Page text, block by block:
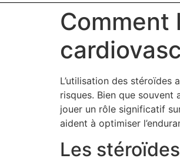
Comment
L’utilisation des
risques. Bien que souvent
jouer un rôle significatif
aident à optimiser
Les